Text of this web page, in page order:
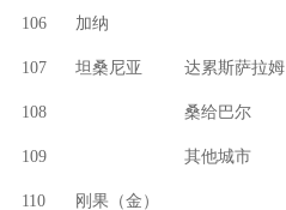
106 加纳
107 坦桑尼亚 达累斯萨拉姆
108 桑给巴尔
109 其他城市
110 刚果（金）